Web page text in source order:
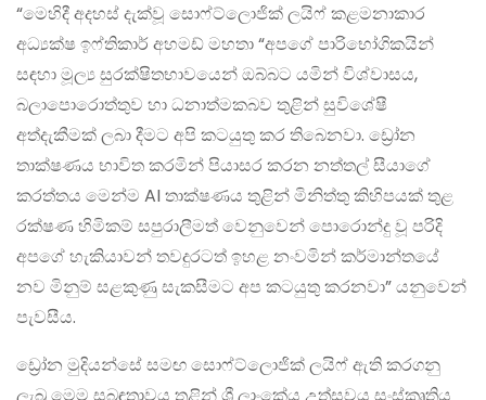
“මෙහිදී අදහස් දැක්වූ සොෆ්ට්ලොජික් ලයිෆ් කළමනාකාර
අධ්‍යක්ෂ ඉෆ්තිකාර් අහමඩ් මහතා “අපගේ පාරිභෝගිකයින්
සඳහා මූල්‍ය සුරක්ෂිතභාවයෙන් ඔබ්බට යමින් විශ්වාසය,
බලාපොරොත්තුව හා ධනාත්මකබව තුළින් සුවිශේෂී
අත්දැකීමක් ලබා දීමට අපි කටයුතු කර තිබෙනවා. ඩ්‍රෝන
තාක්ෂණය භාවිත කරමින් පියාසර කරන නත්තල් සීයාගේ
කරත්තය මෙන්ම AI තාක්ෂණය තුළින් මිනිත්තු කිහිපයක් තුළ
රක්ෂණ හිමිකම් සපුරාලීමත් වෙනුවෙන් පොරොන්දු වූ පරිදි
අපගේ හැකියාවන් තවදුරටත් ඉහළ නංවමින් කර්මාන්තයේ
නව මිනුම් සළකුණු සැකසීමට අප කටයුතු කරනවා” යනුවෙන්
පැවසීය.
ඩ්‍රෝන මුදියන්සේ සමඟ සොෆ්ට්ලොජික් ලයිෆ් ඇති කරගනු